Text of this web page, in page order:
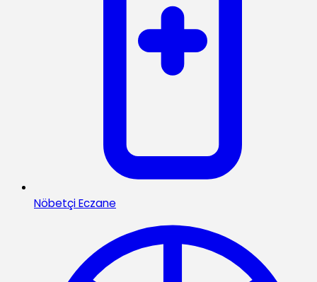
Nöbetçi Eczane